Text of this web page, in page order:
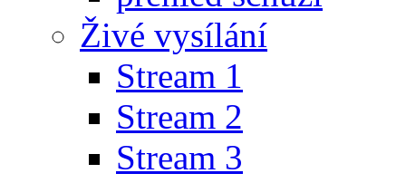
Živé vysílání
Stream 1
Stream 2
Stream 3